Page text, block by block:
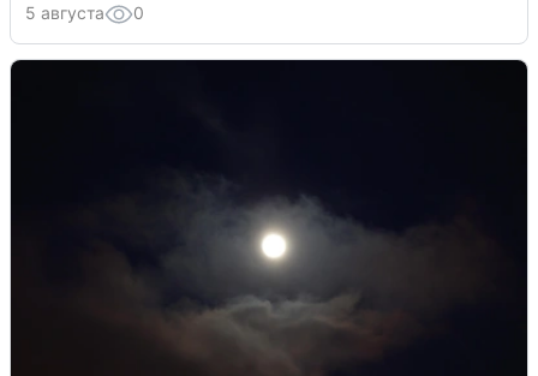
5 августа 0